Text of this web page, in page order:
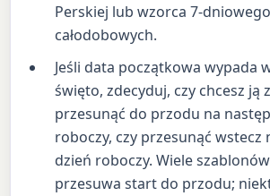
Perskiej lub wzorca 7-
całodobowych.
Jeśli data początkowa wypada
święto, zdecyduj, czy chcesz ją
przesunąć do przodu na
roboczy, czy przesunąć wstecz
dzień roboczy. Wiele
przesuwa start do przodu;